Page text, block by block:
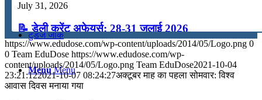
टुडेज जीके
Menu Menu
July 31, 2026
📝 डेली करेंट अफेयर्स: 28-31 जुलाई 2026
July 28, 2026
📝 डेली करेंट अफेयर्स: 25-27 जुलाई 2026
https://www.edudose.com/wp-content/uploads/2014/05/Logo.png 0
0 Team EduDose https://www.edudose.com/wp-
content/uploads/2014/05/Logo.png Team EduDose2021-10-04
23:21:122021-10-07 08:24:27अक्टूबर माह का पहला सोमवार: विश्व
आवास दिवस मनाया गया